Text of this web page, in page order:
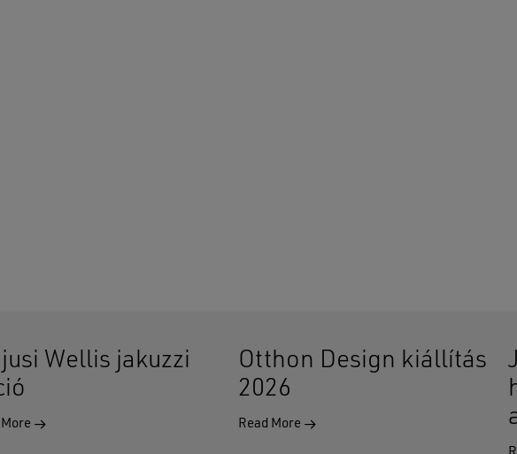
Wellis jakuzzi
Otthon Design kiállítás
2026
Read More